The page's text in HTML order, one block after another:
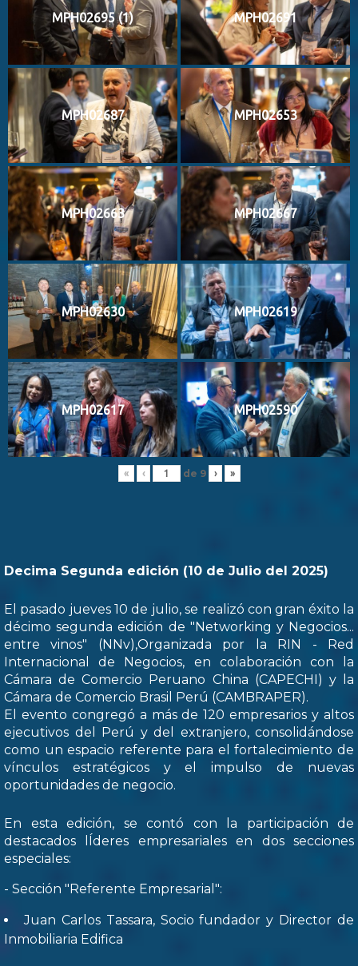
MPH02695 (1) MPH02691
MPH02687 MPH02653
MPH02663 MPH02667
MPH02630 MPH02619
MPH02617 MPH02590
« ‹ de 9 › »
Decima Segunda edición (10 de Julio del 2025)
El pasado jueves 10 de julio, se realizó con gran éxito la
décimo segunda edición de "Networking y Negocios...
entre vinos" (NNv),Organizada por la RIN - Red
Internacional de Negocios, en colaboración con la
Cámara de Comercio Peruano China (CAPECHI) y la
Cámara de Comercio Brasil Perú (CAMBRAPER).
El evento congregó a más de 120 empresarios y altos
ejecutivos del Perú y del extranjero, consolidándose
como un espacio referente para el fortalecimiento de
vínculos estratégicos y el impulso de nuevas
oportunidades de negocio.
En esta edición, se contó con la participación de
destacados lÍderes empresariales en dos secciones
especiales:
- Sección "Referente Empresarial":
Juan Carlos Tassara, Socio fundador y Director de
Inmobiliaria Edifica